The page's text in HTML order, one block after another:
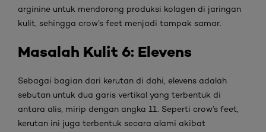
arginine untuk mendorong produksi kolagen di jaringan
kulit, sehingga crow’s feet menjadi tampak samar.
Masalah Kulit 6: Elevens
Sebagai bagian dari kerutan di dahi, elevens adalah
sebutan untuk dua garis vertikal yang terbentuk di
antara alis, mirip dengan angka 11. Seperti crow’s feet
kerutan ini juga terbentuk secara alami akibat